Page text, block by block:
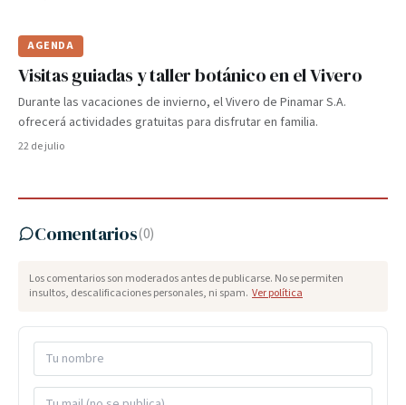
AGENDA
Visitas guiadas y taller botánico en el Vivero
Durante las vacaciones de invierno, el Vivero de Pinamar S.A.
ofrecerá actividades gratuitas para disfrutar en familia.
22 de julio
Comentarios(0)
Los comentarios son moderados antes de publicarse. No se permiten
insultos, descalificaciones personales, ni spam. Ver política